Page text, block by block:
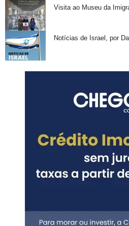
Visita ao Museu da
Notícias de Israel, por